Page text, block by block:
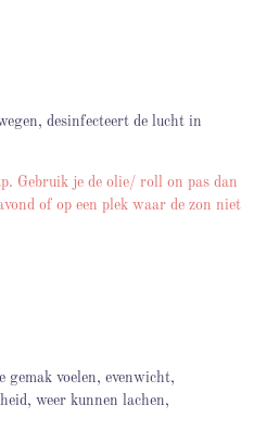
desinfecteert de lucht in
Gebruik je de olie/ roll on pas dan
of op een plek waar de zon niet
gemak voelen, evenwicht,
weer kunnen lachen,